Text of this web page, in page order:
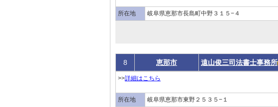
所在地 岐阜県恵那市長島町中野３１５−４
8 恵那市 遠山俊三司法書士事務所
>>詳細はこちら
所在地 岐阜県恵那市東野２５３５−１